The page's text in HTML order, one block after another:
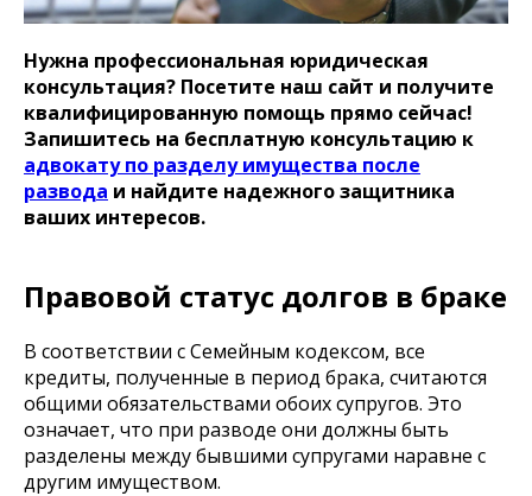
Нужна профессиональная юридическая
консультация? Посетите наш сайт и получите
квалифицированную помощь прямо сейчас!
Запишитесь на бесплатную консультацию к
адвокату по разделу имущества после
развода и найдите надежного защитника
ваших интересов.
Правовой статус долгов в браке
В соответствии с Семейным кодексом, все
кредиты, полученные в период брака, считаются
общими обязательствами обоих супругов. Это
означает, что при разводе они должны быть
разделены между бывшими супругами наравне с
другим имуществом.